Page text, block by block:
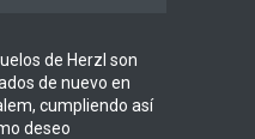
de Herzl son
de nuevo en
cumpliendo así
deseo